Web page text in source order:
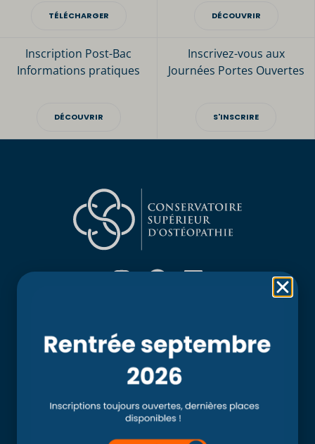
TÉLÉCHARGER DÉCOUVRIR
Inscription Post-Bac
Informations pratiques
DÉCOUVRIR
Inscrivez-vous aux
Journées Portes Ouvertes
S'INSCRIRE
Accueil
Clinique externe
Clinique ostéopathique interne du CSO Paris